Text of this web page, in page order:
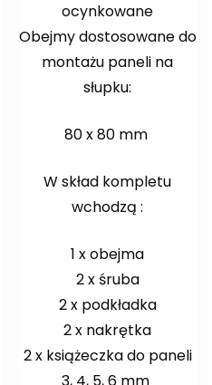
ocynkowane
Obejmy dostosowane do
montażu paneli na
słupku:
80 x 80 mm
W skład kompletu
wchodzą :
1 x obejma
2 x śruba
2 x podkładka
2 x nakrętka
2 x książeczka do paneli